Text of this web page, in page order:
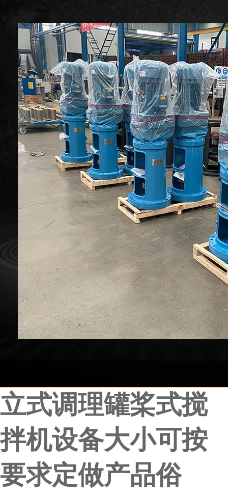
立式调理罐桨式搅
拌机设备大小可按
要求定做产品俗